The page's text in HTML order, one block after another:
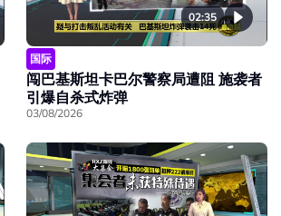
02:35
国际
闯巴基斯坦卡巴尔警察局遭阻 施袭者
引爆自杀式炸弹
03/08/2026